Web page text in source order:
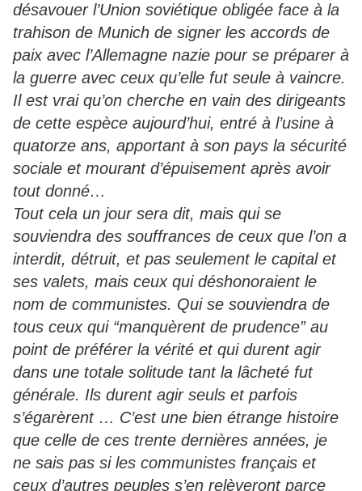
désavouer l’Union soviétique obligée face à la
trahison de Munich de signer les accords de
paix avec l’Allemagne nazie pour se préparer à
la guerre avec ceux qu’elle fut seule à vaincre.
Il est vrai qu’on cherche en vain des dirigeants
de cette espèce aujourd’hui, entré à l’usine à
quatorze ans, apportant à son pays la sécurité
sociale et mourant d’épuisement après avoir
tout donné…
Tout cela un jour sera dit, mais qui se
souviendra des souffrances de ceux que l’on a
interdit, détruit, et pas seulement le capital et
ses valets, mais ceux qui déshonoraient le
nom de communistes. Qui se souviendra de
tous ceux qui “manquèrent de prudence” au
point de préférer la vérité et qui durent agir
dans une totale solitude tant la lâcheté fut
générale. Ils durent agir seuls et parfois
s’égarèrent … C’est une bien étrange histoire
que celle de ces trente dernières années, je
ne sais pas si les communistes français et
ceux d’autres peuples s’en relèveront parce